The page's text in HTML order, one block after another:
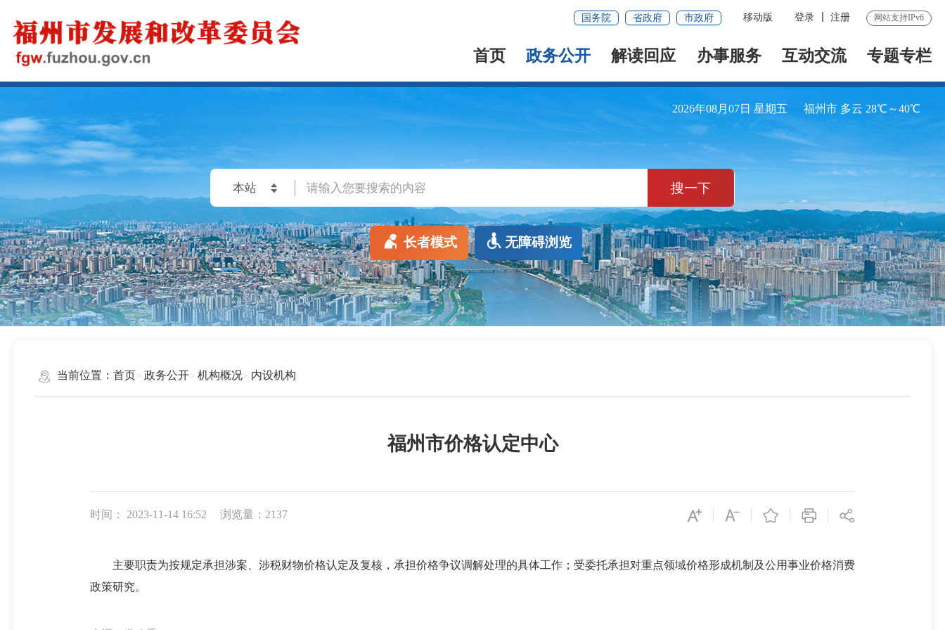
国务院 省政府 市政府 移动版 登录 注册 网站支持IPv6
首页 政务公开 解读回应 办事服务 互动交流 专题专栏
2026年08月07日 星期五 福州市 多云 28℃～40℃
搜一下
长者模式 无障碍浏览
当前位置： 首页 政务公开 机构概况 内设机构
福州市价格认定中心
时间： 2023-11-14 16:52 浏览量：2137
主要职责为按规定承担涉案、涉税财物价格认定及复核，承担价格争议调解处理的具体工作；受委托承担对重点领域价格形成机制及公用事业价格消费
政策研究。